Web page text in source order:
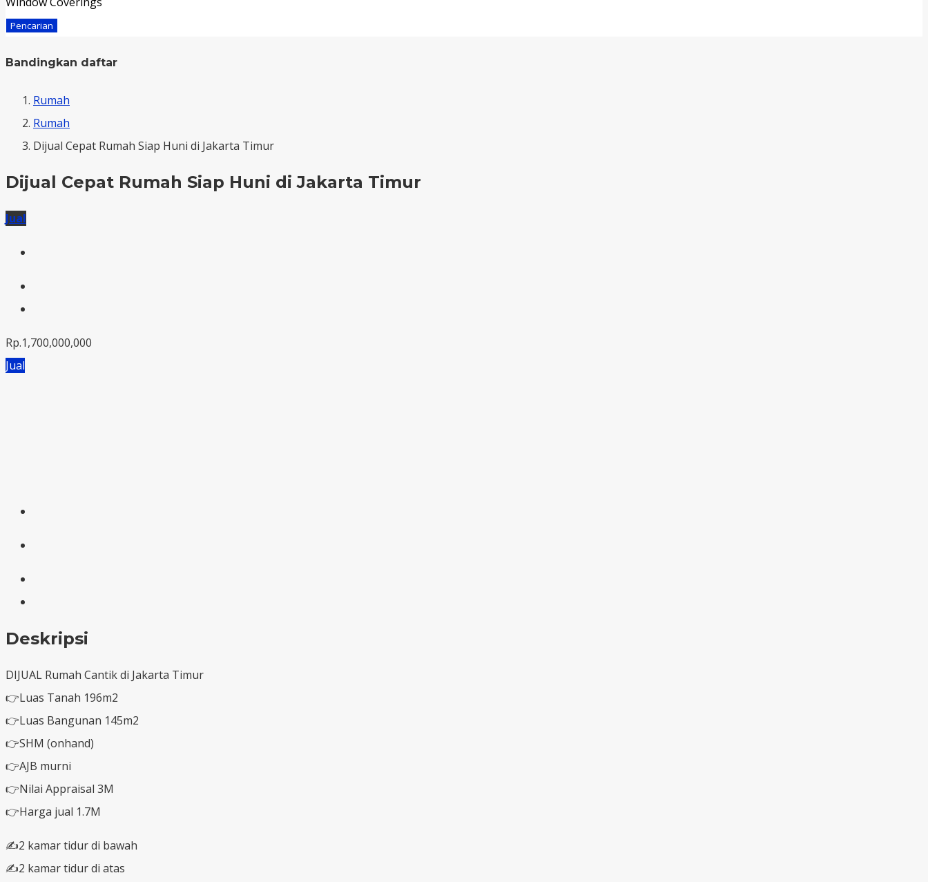
Pencarian
Bandingkan daftar
Rumah
Rumah
Dijual Cepat Rumah Siap Huni di Jakarta Timur
Dijual Cepat Rumah Siap Huni di Jakarta Timur
Jual
Rp.1,700,000,000
Jual
Deskripsi
DIJUAL Rumah Cantik di Jakarta Timur
👉Luas Tanah 196m2
👉Luas Bangunan 145m2
👉SHM (onhand)
👉AJB murni
👉Nilai Appraisal 3M
👉Harga jual 1.7M
✍️2 kamar tidur di bawah
✍️2 kamar tidur di atas